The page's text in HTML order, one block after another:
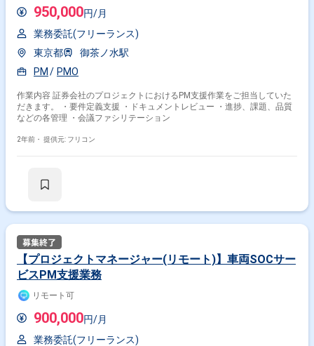
950,000円/月
業務委託(フリーランス)
東京都
御茶ノ水駅
PM
PMO
作業内容 証券会社のプロジェクトにおけるPM支援作業をご担当していた
だきます。 ・要件定義支援 ・ドキュメントレビュー ・進捗、課題、品質
などの各管理 ・会議ファシリテーション
2年前・ 提供元: フリコン
【プロジェクトマネージャー(リモート)】車両SOCサー
ビスPM支援業務
リモート可
900,000円/月
業務委託(フリーランス)